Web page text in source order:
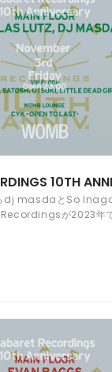
10TH
dj masdaとSo
が2023年で